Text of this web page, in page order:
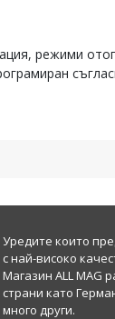
режими
Уредите които
с най-високо
Магазин ALL MAG
страни като
много други.